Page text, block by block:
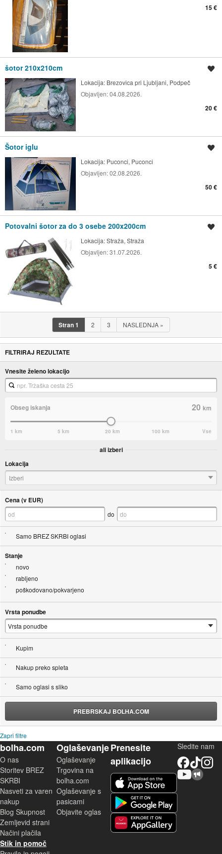
15 €
šotor 210x210cm
Lokacija: Brezovica pri Ljubljani, Podpeč
Objavljen:04.08.2026.
20 €
Šotor iglu
Lokacija: Puconci, Puconci
Objavljen:02.08.2026.
50 €
Potovalni šotor za do 3 osebe 200x200cm
Lokacija:Straža, Straža
Objavljen:31.07.2026.
5 €
Stran1 2 3 NASLEDNJA »
FILTRIRAJ REZULTATE
Vnesite želeno lokacijo
Obseg iskanja 20km
1 km 5 km 20 km 100 km Vse
ali izberi
Lokacija
Izberi
Cena (v EUR)
do
Samo BREZ SKRBI oglasi
Stanje
novo
rabljeno
poškodovano/pokvarjeno
Vrsta ponudbe
Kupim
Nakup preko spleta
Samo oglasi s sliko
PREBRSKAJ BOLHA.COM
Zapri filtre
bolha.com
O nas
Storitev BREZ
SKRBI
Nasveti za varen
nakup
Blog Skupnost
Zemljevid strani
Načini plačila
Stik in pomoč
Oglaševanje
Oglaševanje
Trgovina na
bolha.com
Oglaševanje s
pasicami
Objavite oglas
Prenesite
aplikacijo
Sledite nam